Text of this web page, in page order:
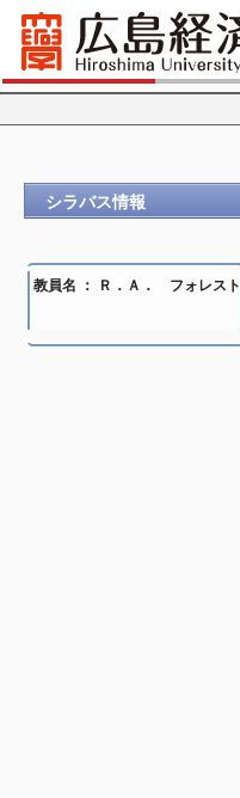
シラバス情報
教員名 ： Ｒ．Ａ． フォレスト